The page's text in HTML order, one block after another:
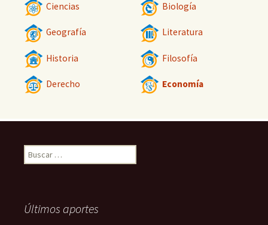
Ciencias Biología
Geografía Literatura
Historia Filosofía
Derecho Economía
Buscar:
Últimos aportes